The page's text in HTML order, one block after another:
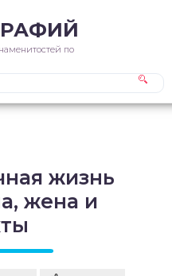
по
жизнь
жена и